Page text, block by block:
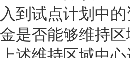
到试点计划中
是否能够维持